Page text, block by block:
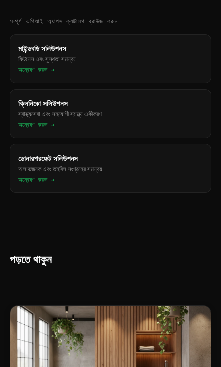
সম্পূর্ণ এপিআই অ্যাপস ক্যাটালগ ব্রাউজ করুন
মাইন্ডবডি সলিউশনস
ফিটনেস এবং সুস্থতা সমন্বয়
অন্বেষণ করুন →
ক্লিনিকো সলিউশনস
স্বাস্থ্যসেবা এবং সহযোগী স্বাস্থ্য একীকরণ
অন্বেষণ করুন →
ডোনারপারফেক্ট সলিউশনস
অলাভজনক এবং তহবিল সংগ্রহের সমন্বয়
অন্বেষণ করুন →
পড়তে থাকুন